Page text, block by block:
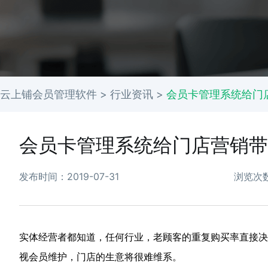
云上铺会员管理软件 > 行业资讯 > 会员卡管理系统给门
会员卡管理系统给门店营销
发布时间：2019-07-31 浏览次
实体经营者都知道，任何行业，老顾客的重复购买率直接
视会员维护，门店的生意将很难维系。